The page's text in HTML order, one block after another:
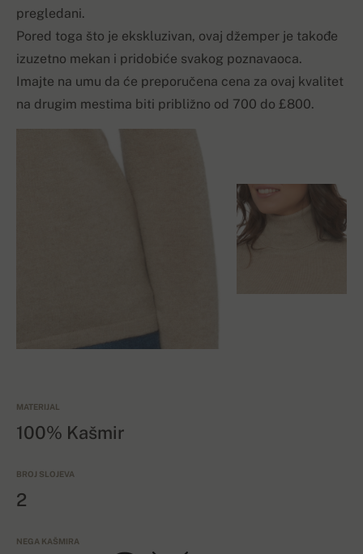
pregledani.
Pored toga što je ekskluzivan, ovaj džemper je takođe
izuzetno mekan i pridobiće svakog poznavaoca.
Imajte na umu da će preporučena cena za ovaj kvalitet
na drugim mestima biti približno od 700 do £800.
MATERIJAL
100% Kašmir
BROJ SLOJEVA
2
NEGA KAŠMIRA